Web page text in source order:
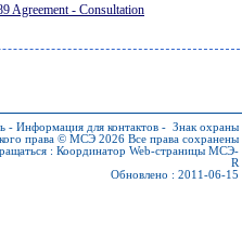
Agreement - Consultation
- Информация для контактов - Знак охраны
права © МСЭ 2026 Все права сохранены
: Координатор Web-страницы МСЭ-
R
Обновлено : 2011-06-15